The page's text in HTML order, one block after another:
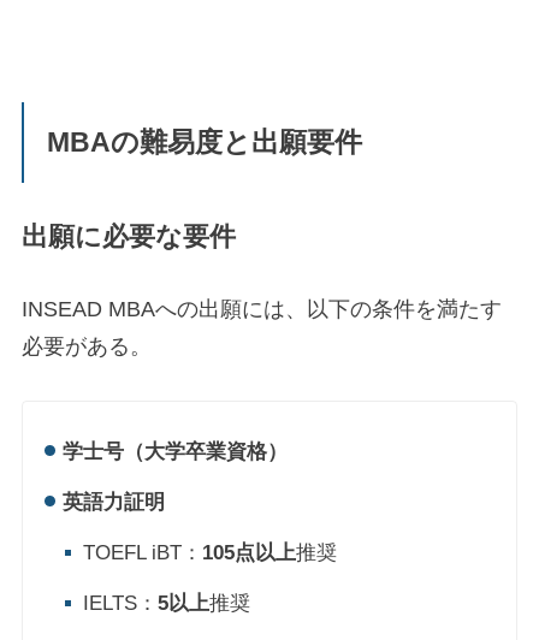
MBAの難易度と出願要件
出願に必要な要件
INSEAD MBAへの出願には、以下の条件を満たす
必要がある。
学士号（大学卒業資格）
英語力証明
TOEFL iBT： 105点以上推奨
IELTS：5以上推奨